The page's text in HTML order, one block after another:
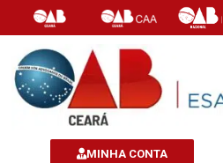
MINHA CONTA